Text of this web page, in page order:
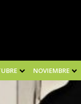
NOVIEMBRE